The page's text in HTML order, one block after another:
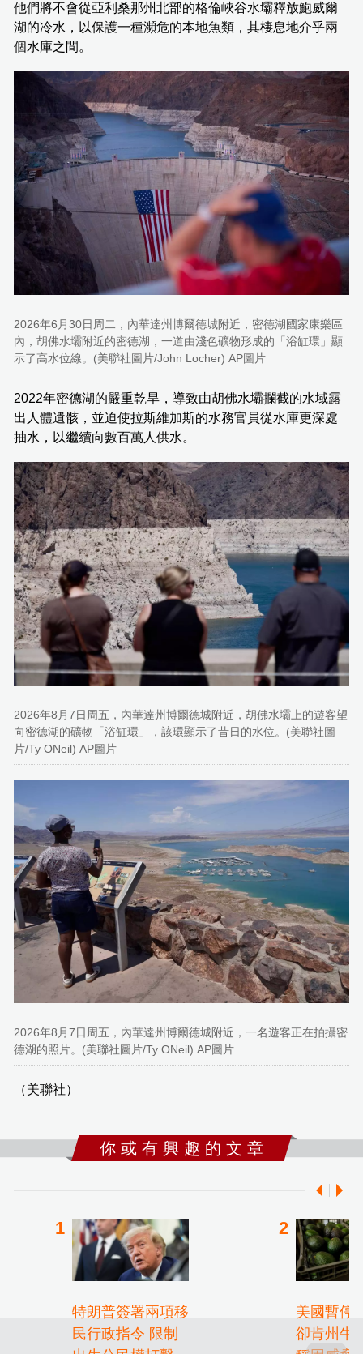
他們將不會從亞利桑那州北部的格倫峽谷水壩釋放鮑威爾
湖的冷水，以保護一種瀕危的本地魚類，其棲息地介乎兩
個水庫之間。
2026年6月30日周二，內華達州博爾德城附近，密德湖國家康樂區
內，胡佛水壩附近的密德湖，一道由淺色礦物形成的「浴缸環」顯
示了高水位線。(美聯社圖片/John Locher) AP圖片
2022年密德湖的嚴重乾旱，導致由胡佛水壩攔截的水域露
出人體遺骸，並迫使拉斯維加斯的水務官員從水庫更深處
抽水，以繼續向數百萬人供水。
2026年8月7日周五，內華達州博爾德城附近，胡佛水壩上的遊客望
向密德湖的礦物「浴缸環」，該環顯示了昔日的水位。(美聯社圖
片/Ty ONeil) AP圖片
2026年8月7日周五，內華達州博爾德城附近，一名遊客正在拍攝密
德湖的照片。(美聯社圖片/Ty ONeil) AP圖片
（美聯社）
你 或 有 興 趣 的 文 章
特朗普簽署兩項移
民行政指令 限制
美國暫停
卻肯州牛